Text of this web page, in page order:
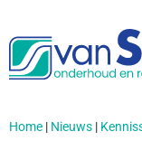
Home | Nieuws |